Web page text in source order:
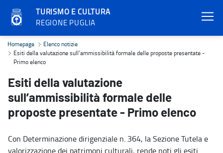
TURISMO E CULTURA
REGIONE PUGLIA
Esiti della valutazione sull’ammissibilità formale delle proposte
Homepage
Elenco notizie
Esiti della valutazione sull’ammissibilità formale delle proposte presentate -
Primo elenco
Esiti della valutazione
sull’ammissibilità formale delle
proposte presentate - Primo elenco
Con Determinazione dirigenziale n. 364, la Sezione Tutela e
valorizzazione dei patrimoni culturali, rende noti gli esiti